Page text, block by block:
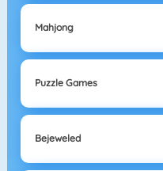
Mahjong
Puzzle Games
Bejeweled